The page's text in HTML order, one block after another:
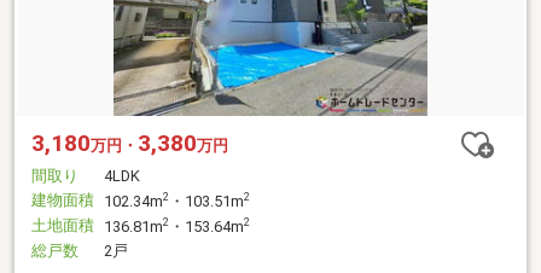
3,180万円・ 3,380万円
間取り
4LDK
建物面積 102.34m2 ・103.51m2
土地面積 136.81m2 ・153.64m2
総戸数
2戸